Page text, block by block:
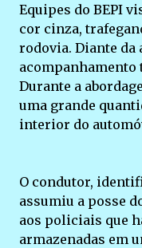
Equipes do BEPI
cor cinza,
rodovia. Diante
acompanhamento
Durante a
uma grande
interior do
O condutor,
assumiu a posse
aos policiais que
armazenadas em